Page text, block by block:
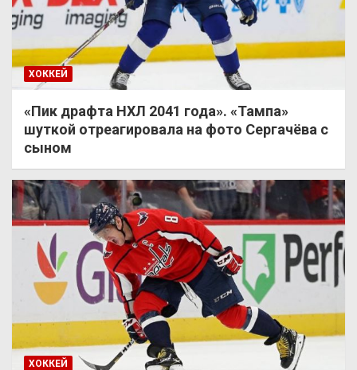
ХОККЕЙ
«Пик драфта НХЛ 2041 года». «Тампа»
шуткой отреагировала на фото Сергачёва с
сыном
ХОККЕЙ